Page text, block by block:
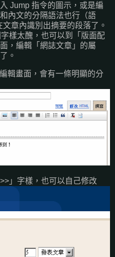
Jump 指令的圖示，或是編
內文的分隔語法也行（語
章內識別出摘要的段落了。
樣太醜，也可以到「版面配
，編輯「網誌文章」的屬
。
輯畫面，會有一條明顯的分
」字樣，也可以自己修改